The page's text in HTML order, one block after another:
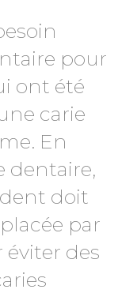
pour
ont été
carie
En
dentaire,
doit
par
des